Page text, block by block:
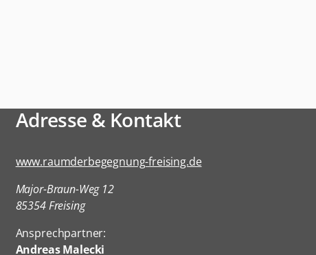
Adresse & Kontakt
www.raumderbegegnung-freising.de
Major-Braun-Weg 12
85354 Freising
Ansprechpartner:
Andreas Malecki